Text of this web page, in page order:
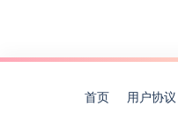
首页 用户协议